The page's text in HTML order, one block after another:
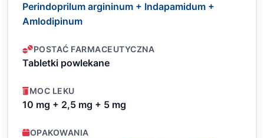
Perindoprilum argininum + Indapamidum +
Amlodipinum
POSTAĆ FARMACEUTYCZNA
Tabletki powlekane
MOC LEKU
10 mg + 2,5 mg + 5 mg
OPAKOWANIA